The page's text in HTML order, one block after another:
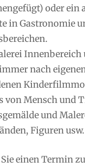
oder ein
in Gastronomie
Innenbereich
nach
von Mensch und
und
Figuren usw.
einen Termin